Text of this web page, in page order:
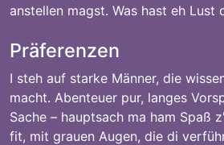
anstellen magst. Was hast eh Lust
Präferenzen
I steh auf starke Männer, die
macht. Abenteuer pur, langes
Sache – hauptsach ma ham Spaß
fit, mit grauen Augen, die di